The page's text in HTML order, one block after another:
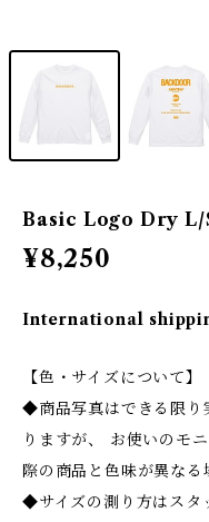
Basic Logo Dry L/
¥8,250
International
【色・サイズについて】
◆商品写真はできる限り
りますが、 お使いのモ
際の商品と色味が異なる
◆サイズの測り方はスタ